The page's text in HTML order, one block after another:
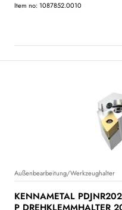
Item no: 1087852.0010
Außenbearbeitung/Werkzeughalter
KENNAMETAL